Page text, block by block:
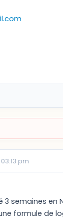
pm
3 semaines en
formule de